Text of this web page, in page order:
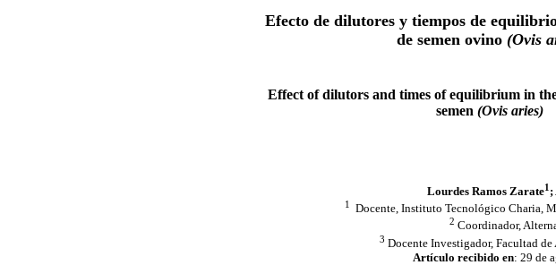
Efecto de dilutores y tiempos de
de semen ovino (Ovis
Effect of dilutors and times of equilibrium in
semen (Ovis aries)
Lourdes Ramos Zarate1 ;
1
Docente, Instituto Tecnológico Charia,
2 Coordinador,
3 Docente Investigador, Facultad
Artículo recibido en: 29 de